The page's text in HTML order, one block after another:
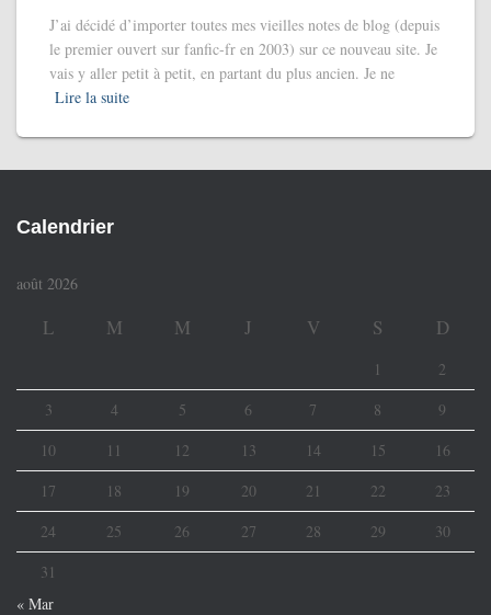
J’ai décidé d’importer toutes mes vieilles notes de blog (depuis
le premier ouvert sur fanfic-fr en 2003) sur ce nouveau site. Je
vais y aller petit à petit, en partant du plus ancien. Je ne
Lire la suite
Calendrier
août 2026
L M M J V S D
1
2
3
4 5 6 7 8
9
10
11 12 13 14 15
16
17
18 19 20 21 22
23
24
25 26 27 28 29
30
31
« Mar